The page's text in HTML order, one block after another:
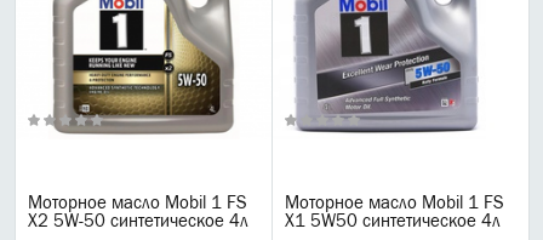
Моторные масла (1л)
ГРУЗОВЫЕ МАСЛА
ГИДРАВЛИЧЕСКИЕ МАСЛА
КОНСИСТЕНТНАЯ СМАЗКА
Моторное масло Mobil 1 FS
X2 5W-50 синтетическое 4л
Моторное масло Mobil 1 FS
X1 5W50 синтетическое 4л